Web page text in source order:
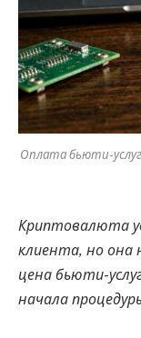
Оплата бьюти-
Криптовалюта
клиента, но она
цена бьюти-
начала